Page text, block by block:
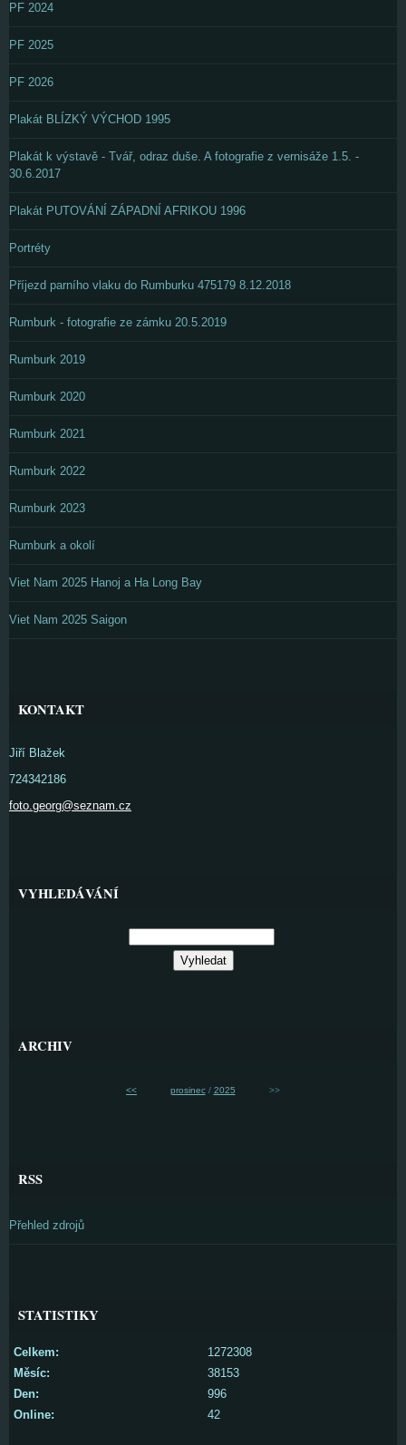
PF 2024
PF 2025
PF 2026
Plakát BLÍZKÝ VÝCHOD 1995
Plakát k výstavě - Tvář, odraz duše. A fotografie z vernisáže 1.5. -
30.6.2017
Plakát PUTOVÁNÍ ZÁPADNÍ AFRIKOU 1996
Portréty
Příjezd parního vlaku do Rumburku 475179 8.12.2018
Rumburk - fotografie ze zámku 20.5.2019
Rumburk 2019
Rumburk 2020
Rumburk 2021
Rumburk 2022
Rumburk 2023
Rumburk a okolí
Viet Nam 2025 Hanoj a Ha Long Bay
Viet Nam 2025 Saigon
KONTAKT
Jiří Blažek
724342186
foto.georg@seznam.cz
VYHLEDÁVÁNÍ
ARCHIV
<< prosinec/ 2025 >>
RSS
Přehled zdrojů
STATISTIKY
Online: 42
Celkem:
1272308
Měsíc:
38153
Den:
996